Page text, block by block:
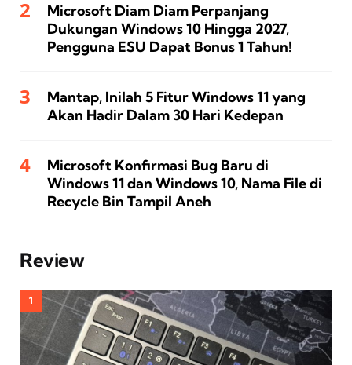
Microsoft Diam Diam Perpanjang
Dukungan Windows 10 Hingga 2027,
Pengguna ESU Dapat Bonus 1 Tahun!
Mantap, Inilah 5 Fitur Windows 11 yang
Akan Hadir Dalam 30 Hari Kedepan
Microsoft Konfirmasi Bug Baru di
Windows 11 dan Windows 10, Nama File di
Recycle Bin Tampil Aneh
Review